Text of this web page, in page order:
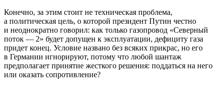
Конечно, за этим стоит не техническая проблема,
а политическая цель, о которой президент Путин честно
и неоднократно говорил: как только газопровод «Северный
поток — 2» будет допущен к эксплуатации, дефициту газа
придет конец. Условие названо без всяких прикрас, но его
в Германии игнорируют, потому что любой шантаж
предполагает принятие жесткого решения: поддаться на него
или оказать сопротивление?